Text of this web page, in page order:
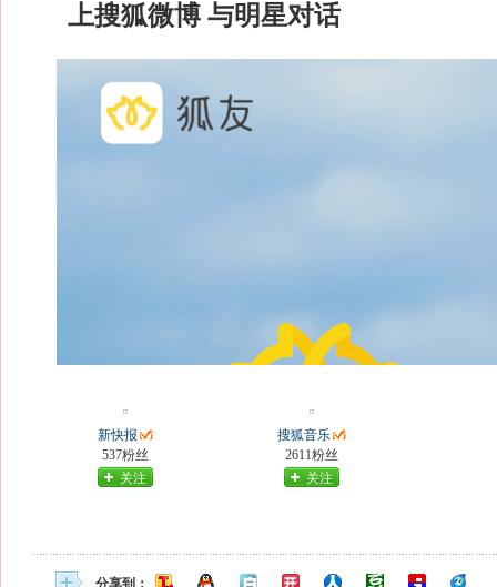
上搜狐微博 与明星对话
新快报
537粉丝
关注
搜狐音乐
2611粉丝
关注
分享到：